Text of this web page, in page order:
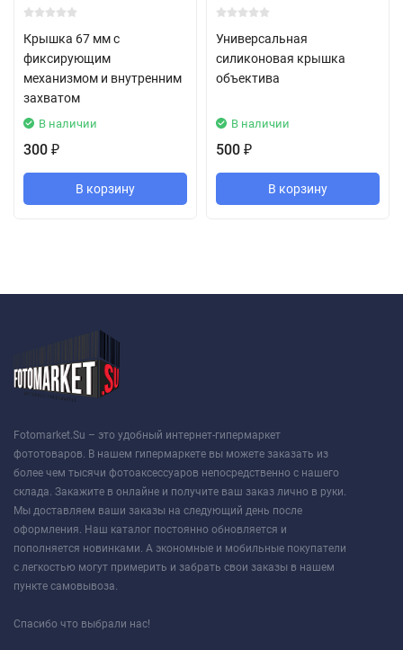
Крышка 67 мм с
фиксирующим
механизмом и внутренним
захватом
В наличии
300 ₽
В корзину
Универсальная
силиконовая крышка
объектива
В наличии
500 ₽
В корзину
Fotomarket.Su – это удобный интернет-гипермаркет
фототоваров. В нашем гипермаркете вы можете заказать из
более чем тысячи фотоаксессуаров непосредственно с нашего
склада. Закажите в онлайне и получите ваш заказ лично в руки.
Мы доставляем ваши заказы на следующий день после
оформления. Наш каталог постоянно обновляется и
пополняется новинками. А экономные и мобильные покупатели
с легкостью могут примерить и забрать свои заказы в нашем
пункте самовывоза.
Спасибо что выбрали нас!